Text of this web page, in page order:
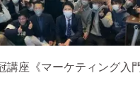
講座《マーケティング入門